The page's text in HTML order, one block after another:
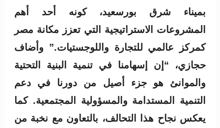
بميناء شرق بورسعيد، كونه أحد أهم
المشروعات الاستراتيجية التي تعزز مكانة مصر
كمركز عالمي للتجارة واللوجستيات.” وأضاف
حجازي، “إن إسهامنا في تنمية البنية التحتية
والموانئ هو جزء أصيل من دورنا في دعم
التنمية المستدامة والمسؤولية المجتمعية. كما
يعكس نجاح هذا التحالف، بالتعاون مع نخبة من